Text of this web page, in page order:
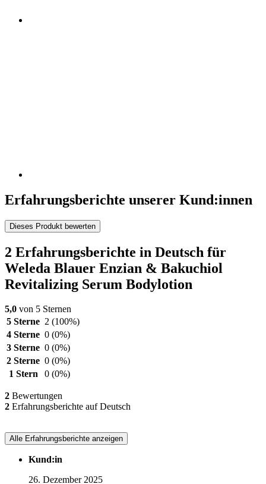
Erfahrungsberichte unserer Kund:innen
Dieses Produkt bewerten
2 Erfahrungsberichte in Deutsch für
Weleda Blauer Enzian & Bakuchiol
Revitalizing Serum Bodylotion
5,0 von 5 Sternen
5 Sterne 2 (100%)
4 Sterne 0 (0%)
3 Sterne 0 (0%)
2 Sterne 0 (0%)
1 Stern
0 (0%)
2 Bewertungen
2 Erfahrungsberichte auf Deutsch
Alle Erfahrungsberichte anzeigen
Kund:in
26. Dezember 2025